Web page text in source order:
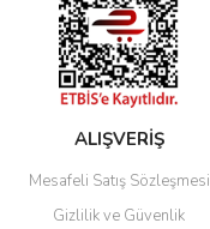
ALIŞVERİŞ
Mesafeli Satış Sözleşmesi
Gizlilik ve Güvenlik